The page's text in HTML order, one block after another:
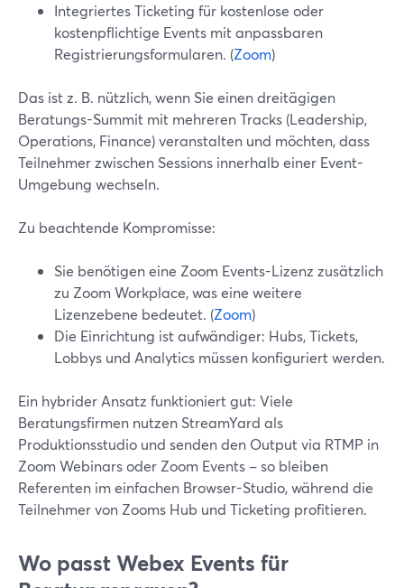
Integriertes Ticketing für kostenlose oder
kostenpflichtige Events mit anpassbaren
Registrierungsformularen. (Zoom)
Das ist z. B. nützlich, wenn Sie einen dreitägigen
Beratungs-Summit mit mehreren Tracks (Leadership,
Operations, Finance) veranstalten und möchten, dass
Teilnehmer zwischen Sessions innerhalb einer Event-
Umgebung wechseln.
Zu beachtende Kompromisse:
Sie benötigen eine Zoom Events-Lizenz zusätzlich
zu Zoom Workplace, was eine weitere
Lizenzebene bedeutet. (Zoom)
Die Einrichtung ist aufwändiger: Hubs, Tickets,
Lobbys und Analytics müssen konfiguriert werden.
Ein hybrider Ansatz funktioniert gut: Viele
Beratungsfirmen nutzen StreamYard als
Produktionsstudio und senden den Output via RTMP in
Zoom Webinars oder Zoom Events – so bleiben
Referenten im einfachen Browser-Studio, während die
Teilnehmer von Zooms Hub und Ticketing profitieren.
Wo passt Webex Events für